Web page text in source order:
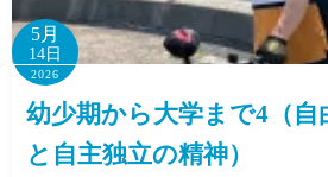
5月
14日
2026
幼少期から大学まで4（自
と自主独立の精神）